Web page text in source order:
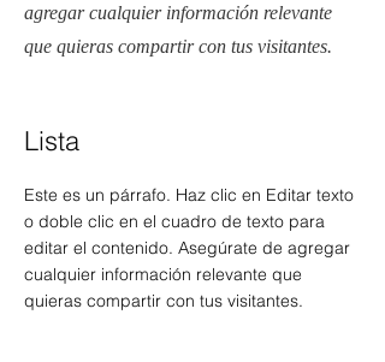
agregar cualquier información relevante
que quieras compartir con tus visitantes.
Lista
Este es un párrafo. Haz clic en Editar texto
o doble clic en el cuadro de texto para
editar el contenido. Asegúrate de agregar
cualquier información relevante que
quieras compartir con tus visitantes.